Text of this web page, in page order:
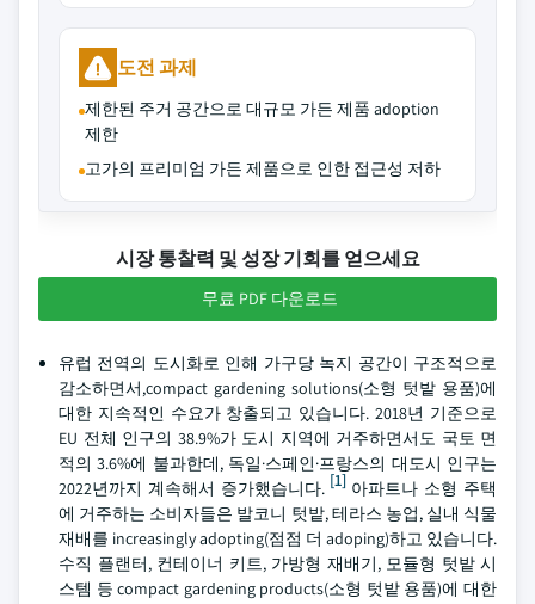
도전 과제
제한된 주거 공간으로 대규모 가든 제품 adoption
제한
고가의 프리미엄 가든 제품으로 인한 접근성 저하
시장 통찰력 및 성장 기회를 얻으세요
무료 PDF 다운로드
유럽 전역의 도시화로 인해 가구당 녹지 공간이 구조적으로
감소하면서,compact gardening solutions(소형 텃밭 용품)에
대한 지속적인 수요가 창출되고 있습니다. 2018년 기준으로
EU 전체 인구의 38.9%가 도시 지역에 거주하면서도 국토 면
적의 3.6%에 불과한데, 독일·스페인·프랑스의 대도시 인구는
2022년까지 계속해서 증가했습니다. [1]아파트나 소형 주택
에 거주하는 소비자들은 발코니 텃밭, 테라스 농업, 실내 식물
재배를 increasingly adopting(점점 더 adoping)하고 있습니다.
수직 플랜터, 컨테이너 키트, 가방형 재배기, 모듈형 텃밭 시
스템 등 compact gardening products(소형 텃밭 용품)에 대한